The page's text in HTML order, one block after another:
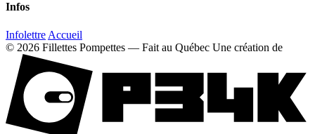
Infos
Infolettre Accueil
© 2026 Fillettes Pompettes — Fait au Québec Une création de